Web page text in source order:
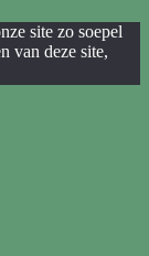
site zo soepel
van deze site,